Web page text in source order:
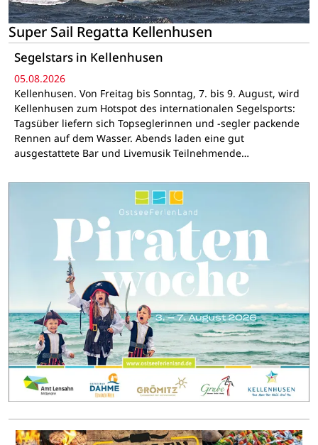
Super Sail Regatta Kellenhusen
Segelstars in Kellenhusen
05.08.2026
Kellenhusen. Von Freitag bis Sonntag, 7. bis 9. August, wird
Kellenhusen zum Hotspot des internationalen Segelsports:
Tagsüber liefern sich Topseglerinnen und -segler packende
Rennen auf dem Wasser. Abends laden eine gut
ausgestattete Bar und Livemusik Teilnehmende…